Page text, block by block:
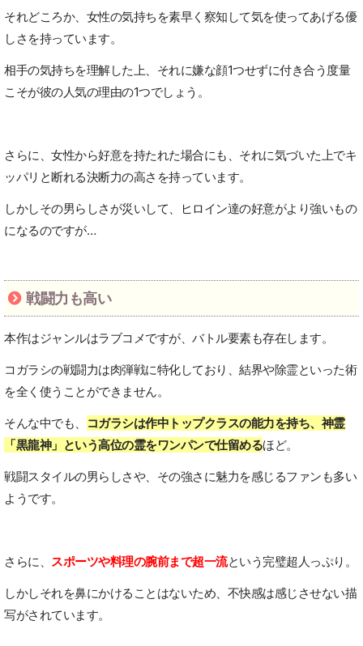
それどころか、女性の気持ちを素早く察知して気を使ってあげる優
しさを持っています。
相手の気持ちを理解した上、それに嫌な顔1つせずに付き合う度量
こそが彼の人気の理由の1つでしょう。
さらに、女性から好意を持たれた場合にも、それに気づいた上でキ
ッパリと断れる決断力の高さを持っています。
しかしその男らしさが災いして、ヒロイン達の好意がより強いもの
になるのですが…
戦闘力も高い
本作はジャンルはラブコメですが、バトル要素も存在します。
コガラシの戦闘力は肉弾戦に特化しており、結界や除霊といった術
を全く使うことができません。
そんな中でも、
コガラシは作中トップクラスの能力を持ち、神霊
「黒龍神」という高位の霊をワンパンで仕留めるほど。
戦闘スタイルの男らしさや、その強さに魅力を感じるファンも多い
ようです。
さらに、 スポーツや料理の腕前まで超一流という完璧超人っぷり。
しかしそれを鼻にかけることはないため、不快感は感じさせない描
写がされています。